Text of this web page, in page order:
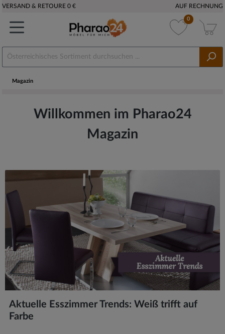
VERSAND & RETOURE 0 € AUF RECHNUNG
0
Magazin
Willkommen im Pharao24
Magazin
Aktuelle Esszimmer Trends: Weiß trifft auf
Farbe